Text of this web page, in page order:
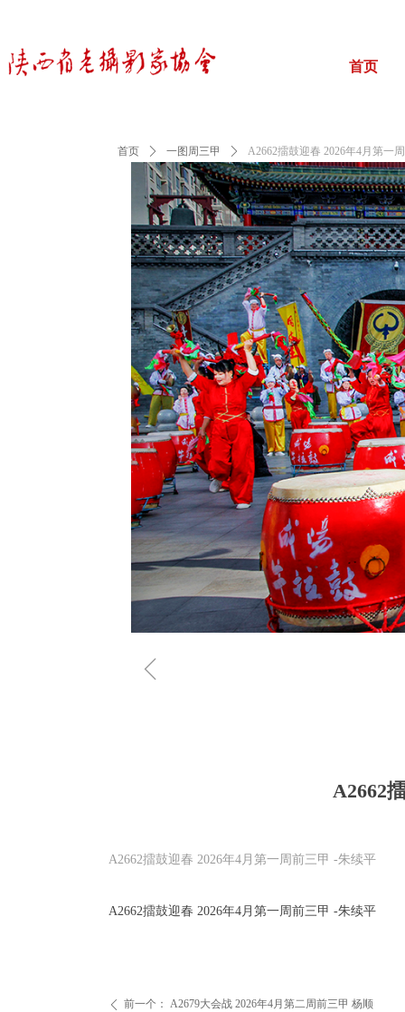
首页
首页 ꄲ 一图周三甲 ꄲ A2662擂鼓迎春 2026年4月第一
ꁆ
A2662
A2662擂鼓迎春 2026年4月第一周前三甲 -朱续平
ꄴ 前一个： A2679大会战 2026年4月第二周前三甲 杨顺
A2662擂鼓迎春 2026年4月第一周前三甲 -朱续平